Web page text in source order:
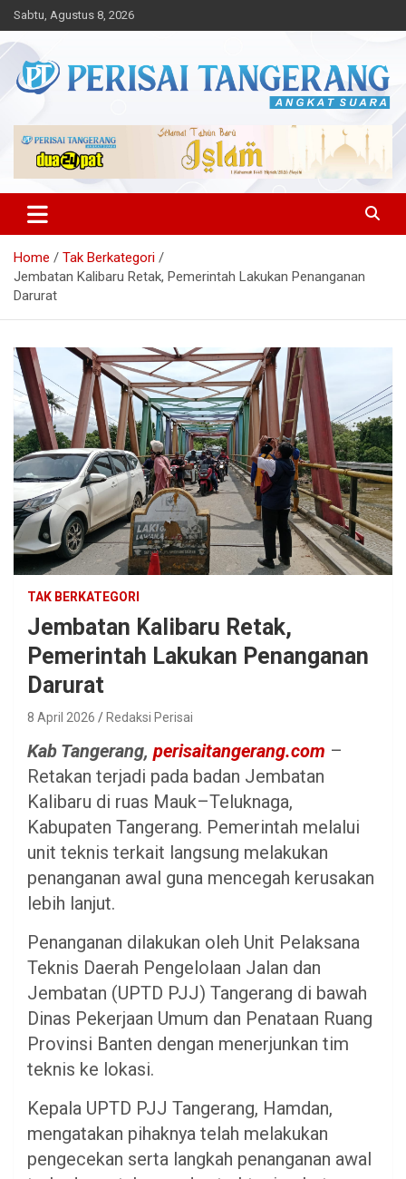
Skip
to
content
Sabtu, Agustus 8, 2026
Perisai Tangerang – Angkat
Suara
Home
Tak Berkategori
Jembatan Kalibaru Retak, Pemerintah Lakukan Penanganan
Darurat
TAK BERKATEGORI
Jembatan Kalibaru Retak,
Pemerintah Lakukan Penanganan
Darurat
8 April 2026 Redaksi Perisai
Kab Tangerang, perisaitangerang.com –
Retakan terjadi pada badan Jembatan
Kalibaru di ruas Mauk–Teluknaga,
Kabupaten Tangerang. Pemerintah melalui
unit teknis terkait langsung melakukan
penanganan awal guna mencegah kerusakan
lebih lanjut.
Penanganan dilakukan oleh Unit Pelaksana
Teknis Daerah Pengelolaan Jalan dan
Jembatan (UPTD PJJ) Tangerang di bawah
Dinas Pekerjaan Umum dan Penataan Ruang
Provinsi Banten dengan menerjunkan tim
teknis ke lokasi.
Kepala UPTD PJJ Tangerang, Hamdan,
mengatakan pihaknya telah melakukan
pengecekan serta langkah penanganan awal